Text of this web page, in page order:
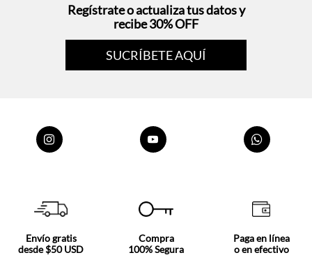
Regístrate o actualiza tus datos y
recibe 30% OFF
SUCRÍBETE AQUÍ
Envío gratis
desde $50 USD
Compra
100% Segura
Paga en línea
o en efectivo